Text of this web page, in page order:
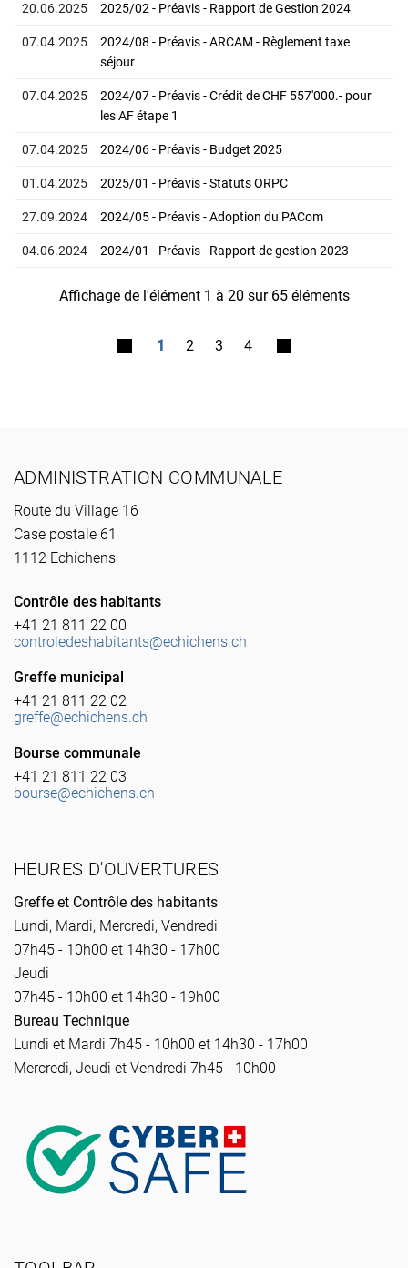
20.06.2025 2025/02 - Préavis - Rapport de Gestion 2024
07.04.2025
2024/08 - Préavis - ARCAM - Règlement taxe
séjour
07.04.2025
2024/07 - Préavis - Crédit de CHF 557'000.- pour
les AF étape 1
07.04.2025 2024/06 - Préavis - Budget 2025
01.04.2025 2025/01 - Préavis - Statuts ORPC
27.09.2024 2024/05 - Préavis - Adoption du PACom
04.06.2024 2024/01 - Préavis - Rapport de gestion 2023
Affichage de l'élément 1 à 20 sur 65 éléments
1 2 3 4
ADMINISTRATION COMMUNALE
Route du Village 16
Case postale 61
1112 Echichens
Contrôle des habitants
+41 21 811 22 00
controledeshabitants@echichens.ch
Greffe municipal
+41 21 811 22 02
greffe@echichens.ch
Bourse communale
+41 21 811 22 03
bourse@echichens.ch
HEURES D'OUVERTURES
Greffe et Contrôle des habitants
Lundi, Mardi, Mercredi, Vendredi
07h45 - 10h00 et 14h30 - 17h00
Jeudi
07h45 - 10h00 et 14h30 - 19h00
Bureau Technique
Lundi et Mardi 7h45 - 10h00 et 14h30 - 17h00
Mercredi, Jeudi et Vendredi 7h45 - 10h00